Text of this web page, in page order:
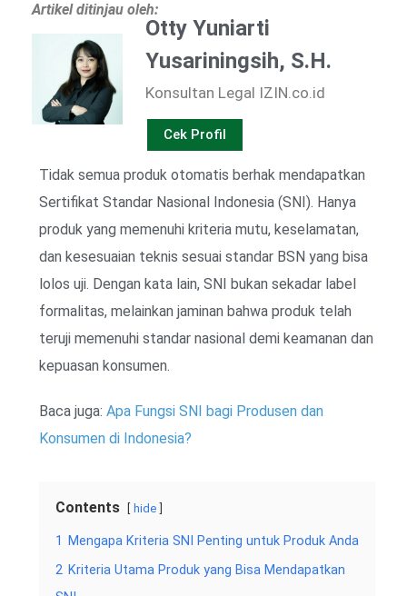
Artikel ditinjau oleh:
Otty Yuniarti
Yusariningsih, S.H.
Konsultan Legal IZIN.co.id
Cek Profil
Tidak semua produk otomatis berhak mendapatkan
Sertifikat Standar Nasional Indonesia (SNI). Hanya
produk yang memenuhi kriteria mutu, keselamatan,
dan kesesuaian teknis sesuai standar BSN yang bisa
lolos uji. Dengan kata lain, SNI bukan sekadar label
formalitas, melainkan jaminan bahwa produk telah
teruji memenuhi standar nasional demi keamanan dan
kepuasan konsumen.
Baca juga: Apa Fungsi SNI bagi Produsen dan
Konsumen di Indonesia?
Contents hide
1
Mengapa Kriteria SNI Penting untuk Produk Anda
2 Kriteria Utama Produk yang Bisa Mendapatkan